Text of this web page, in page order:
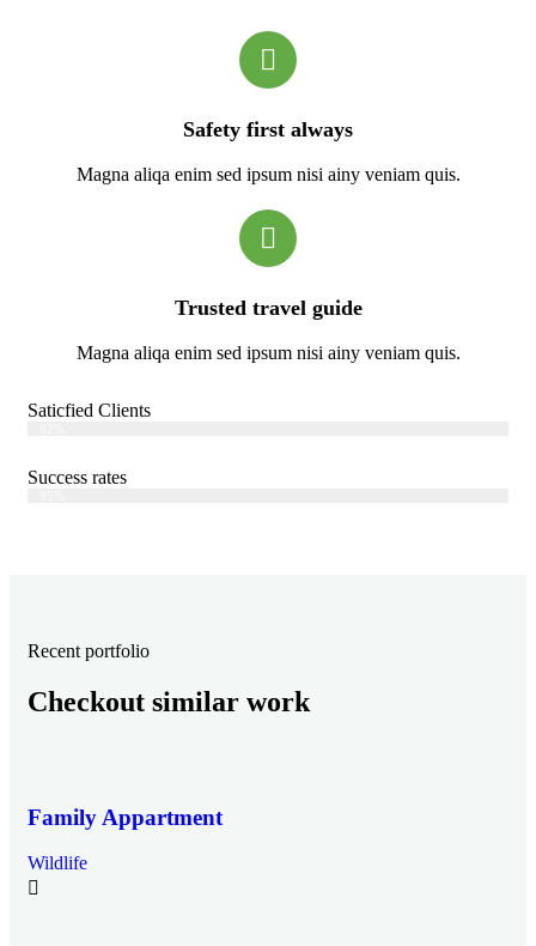
Safety first always
Magna aliqa enim sed ipsum nisi ainy veniam quis.
Trusted travel guide
Magna aliqa enim sed ipsum nisi ainy veniam quis.
Saticfied Clients
Success rates
Recent portfolio
Checkout similar work
Family Appartment
Wildlife